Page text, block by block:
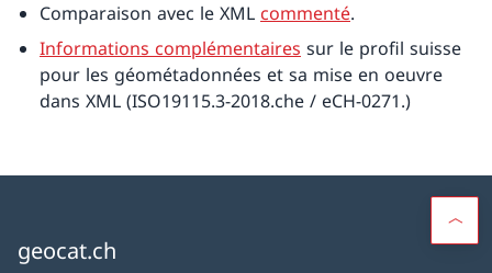
Comparaison avec le XML commenté.
Informations complémentaires sur le profil suisse
pour les géométadonnées et sa mise en oeuvre
dans XML (ISO19115.3-2018.che / eCH-0271.)
geocat.ch